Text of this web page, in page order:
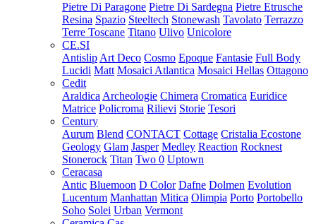
Pietre Di Paragone Pietre Di Sardegna Pietre Etrusche
Resina Spazio Steeltech Stonewash Tavolato Terrazzo
Terre Toscane Titano Ulivo Unicolore
CE.SI
Antislip Art Deco Cosmo Epoque Fantasie Full Body
Lucidi Matt Mosaici Atlantica Mosaici Hellas Ottagono
Cedit
Araldica Archeologie Chimera Cromatica Euridice
Matrice Policroma Rilievi Storie Tesori
Century
Aurum Blend CONTACT Cottage Cristalia Ecostone
Geology Glam Jasper Medley Reaction Rocknest
Stonerock Titan Two 0 Uptown
Ceracasa
Antic Bluemoon D Color Dafne Dolmen Evolution
Lucentum Manhattan Mitica Olimpia Porto Portobello
Soho Solei Urban Vermont